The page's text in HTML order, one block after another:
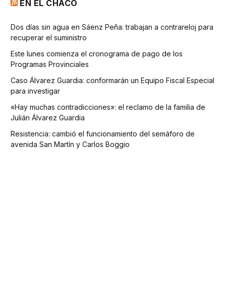
EN EL CHACO
Dos días sin agua en Sáenz Peña: trabajan a contrareloj para
recuperar el suministro
Este lunes comienza el cronograma de pago de los
Programas Provinciales
Caso Álvarez Guardia: conformarán un Equipo Fiscal Especial
para investigar
«Hay muchas contradicciones»: el reclamo de la familia de
Julián Álvarez Guardia
Resistencia: cambió el funcionamiento del semáforo de
avenida San Martín y Carlos Boggio